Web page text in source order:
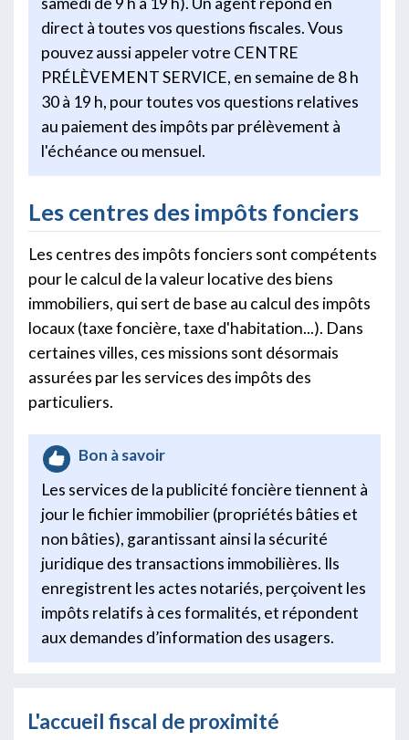
direct à toutes vos questions fiscales. Vous
pouvez aussi appeler votre CENTRE
PRÉLÈVEMENT SERVICE, en semaine de 8 h
30 à 19 h, pour toutes vos questions relatives
au paiement des impôts par prélèvement à
l'échéance ou mensuel.
Les centres des impôts fonciers
Les centres des impôts fonciers sont compétents
pour le calcul de la valeur locative des biens
immobiliers, qui sert de base au calcul des impôts
locaux (taxe foncière, taxe d'habitation...). Dans
certaines villes, ces missions sont désormais
assurées par les services des impôts des
particuliers.
Bon à savoir
Les services de la publicité foncière tiennent à
jour le fichier immobilier (propriétés bâties et
non bâties), garantissant ainsi la sécurité
juridique des transactions immobilières. Ils
enregistrent les actes notariés, perçoivent les
impôts relatifs à ces formalités, et répondent
aux demandes d’information des usagers.
L'accueil fiscal de proximité